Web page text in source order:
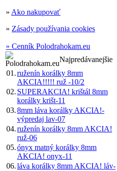
» Ako nakupovať
» Zásady používania cookies
» Cenník Polodrahokam.eu
Najpredávanejšie
01.ruženín korálky 8mm
AKCIA!!!!! ruž -10/2
02. SUPERAKCIA! krištál 8mm
korálky krišt-11
03.8mm láva korálky AKCIA!-
výpredaj lav-07
04.ruženín korálky 8mm AKCIA!
ruž-06
05.ónyx matný korálky 8mm
AKCIA! onyx-11
06.láva korálky 8mm AKCIA! láv-